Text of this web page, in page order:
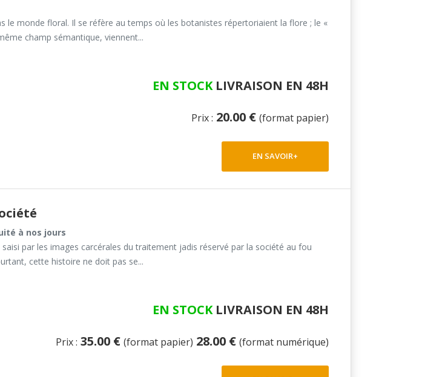
le monde floral. Il se réfère au temps où les botanistes répertoriaient la flore ; le «
champ sémantique, viennent...
EN STOCKLIVRAISON EN 48H
Prix : 20.00 € (format papier)
EN SAVOIR+
à nos jours
par les images carcérales du traitement jadis réservé par la société au fou
cette histoire ne doit pas se...
EN STOCKLIVRAISON EN 48H
Prix : 35.00 € (format papier) 28.00 € (format numérique)